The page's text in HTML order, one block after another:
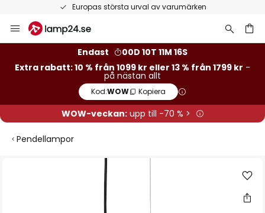
Europas största urval av varumärken
Hoppa
till
Endast
00D 10T 11M 16S
Extra rabatt: 10 % från 1099 kr eller 13 % från 1799 kr -
på nästan allt
Kod:WOW Kopiera
WOW-veckan:upp till -70 % >
Pendellampor